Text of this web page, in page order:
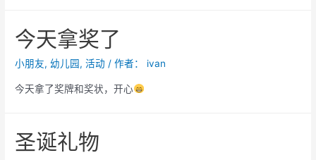
节
今天拿奖了
小朋友,幼儿园,活动 / 作者： ivan
今天拿了奖牌和奖状，开心
圣诞礼物